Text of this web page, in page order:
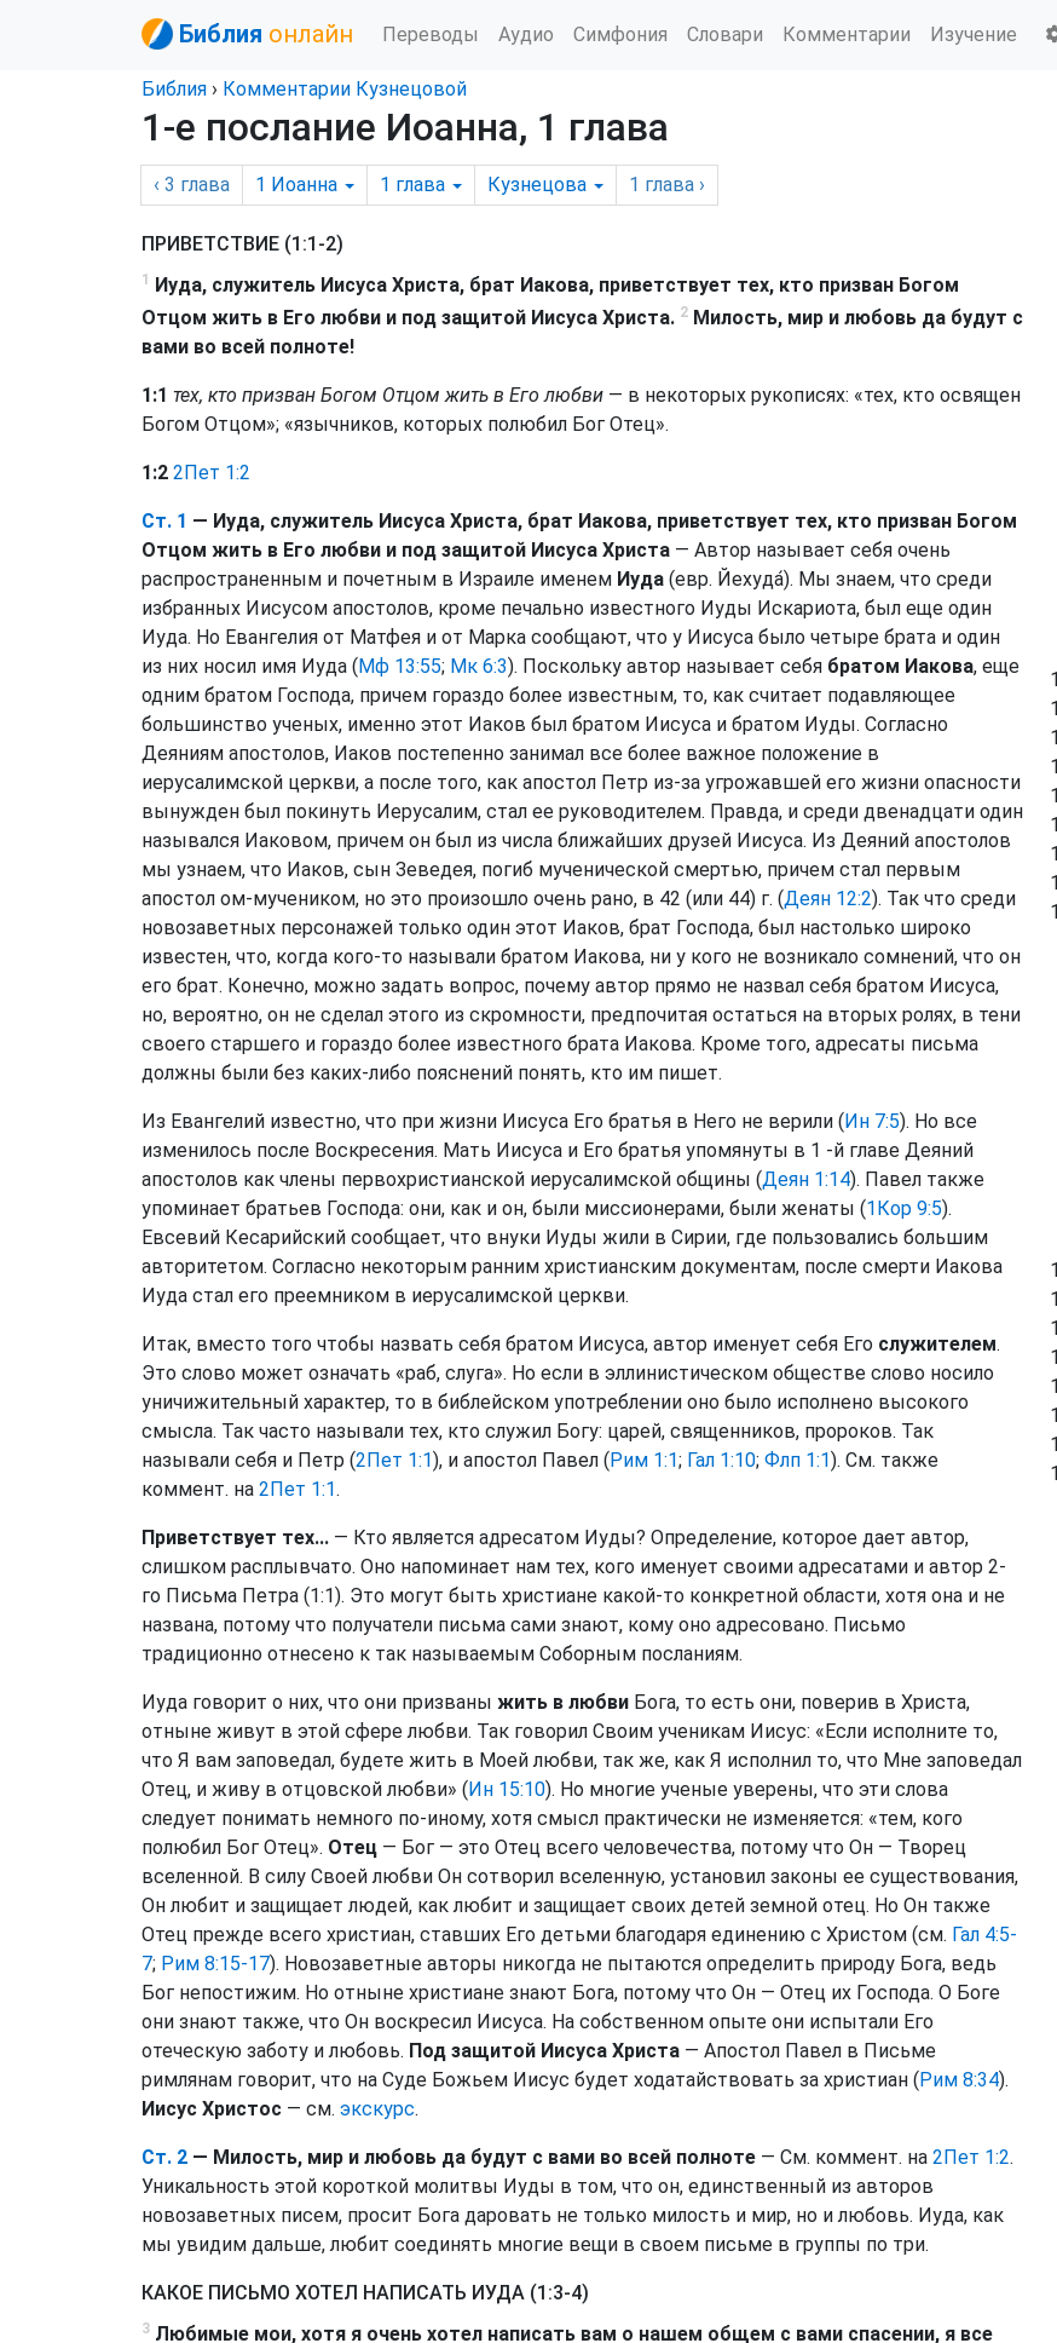
Библия онлайн Переводы Аудио Симфония Словари Комментарии Изучение
Библия › Комментарии Кузнецовой
1-е послание Иоанна, 1 глава
‹ 3 глава 1 Иоанна 1 глава Кузнецова 1 глава ›
ПРИВЕТСТВИЕ (1:1-2)
1
Иуда, служитель Иисуса Христа, брат Иакова, приветствует тех, кто призван Богом
Отцом жить в Его любви и под защитой Иисуса Христа. 2 Милость, мир и любовь да будут с
вами во всей полноте!
1:1 тех, кто призван Богом Отцом жить в Его любви — в некоторых рукописях: «тех, кто освящен
Богом Отцом»; «язычников, которых полюбил Бог Отец».
1:2 2Пет 1:2
Ст. 1 — Иуда, служитель Иисуса Христа, брат Иакова, приветствует тех, кто призван Богом
Отцом жить в Его любви и под защитой Иисуса Христа — Автор называет себя очень
распространенным и почетным в Израиле именем Иуда (евр. Йехуда́). Мы знаем, что среди
избранных Иисусом апостолов, кроме печально известного Иуды Искариота, был еще один
Иуда. Но Евангелия от Матфея и от Марка сообщают, что у Иисуса было четыре брата и один
из них носил имя Иуда (Мф 13:55; Мк 6:3). Поскольку автор называет себя братом Иакова, еще
одним братом Господа, причем гораздо более известным, то, как считает подавляющее
большинство ученых, именно этот Иаков был братом Иисуса и братом Иуды. Согласно
Деяниям апостолов, Иаков постепенно занимал все более важное положение в
иерусалимской церкви, а после того, как апостол Петр из-за угрожавшей его жизни опасности
вынужден был покинуть Иерусалим, стал ее руководителем. Правда, и среди двенадцати один
назывался Иаковом, причем он был из числа ближайших друзей Иисуса. Из Деяний апостолов
мы узнаем, что Иаков, сын Зеведея, погиб мученической смертью, причем стал первым
апостол ом-мучеником, но это произошло очень рано, в 42 (или 44) г. (Деян 12:2). Так что среди
новозаветных персонажей только один этот Иаков, брат Господа, был настолько широко
известен, что, когда кого-то называли братом Иакова, ни у кого не возникало сомнений, что он
его брат. Конечно, можно задать вопрос, почему автор прямо не назвал себя братом Иисуса,
но, вероятно, он не сделал этого из скромности, предпочитая остаться на вторых ролях, в тени
своего старшего и гораздо более известного брата Иакова. Кроме того, адресаты письма
должны были без каких-либо пояснений понять, кто им пишет.
Из Евангелий известно, что при жизни Иисуса Его братья в Него не верили (Ин 7:5). Но все
изменилось после Воскресения. Мать Иисуса и Его братья упомянуты в 1 -й главе Деяний
апостолов как члены первохристианской иерусалимской общины (Деян 1:14). Павел также
упоминает братьев Господа: они, как и он, были миссионерами, были женаты (1Кор 9:5).
Евсевий Кесарийский сообщает, что внуки Иуды жили в Сирии, где пользовались большим
авторитетом. Согласно некоторым ранним христианским документам, после смерти Иакова
Иуда стал его преемником в иерусалимской церкви.
Итак, вместо того чтобы назвать себя братом Иисуса, автор именует себя Его служителем.
Это слово может означать «раб, слуга». Но если в эллинистическом обществе слово носило
уничижительный характер, то в библейском употреблении оно было исполнено высокого
смысла. Так часто называли тех, кто служил Богу: царей, священников, пророков. Так
называли себя и Петр (2Пет 1:1), и апостол Павел (Рим 1:1; Гал 1:10; Флп 1:1). См. также
коммент. на 2Пет 1:1.
Приветствует тех... — Кто является адресатом Иуды? Определение, которое дает автор,
слишком расплывчато. Оно напоминает нам тех, кого именует своими адресатами и автор 2-
го Письма Петра (1:1). Это могут быть христиане какой-то конкретной области, хотя она и не
названа, потому что получатели письма сами знают, кому оно адресовано. Письмо
традиционно отнесено к так называемым Соборным посланиям.
Иуда говорит о них, что они призваны жить в любви Бога, то есть они, поверив в Христа,
отныне живут в этой сфере любви. Так говорил Своим ученикам Иисус: «Если исполните то,
что Я вам заповедал, будете жить в Моей любви, так же, как Я исполнил то, что Мне заповедал
Отец, и живу в отцовской любви» (Ин 15:10). Но многие ученые уверены, что эти слова
следует понимать немного по-иному, хотя смысл практически не изменяется: «тем, кого
полюбил Бог Отец». Отец — Бог — это Отец всего человечества, потому что Он — Творец
вселенной. В силу Своей любви Он сотворил вселенную, установил законы ее существования,
Он любит и защищает людей, как любит и защищает своих детей земной отец. Но Он также
Отец прежде всего христиан, ставших Его детьми благодаря единению с Христом (см. Гал 4:5-
7; Рим 8:15-17). Новозаветные авторы никогда не пытаются определить природу Бога, ведь
Бог непостижим. Но отныне христиане знают Бога, потому что Он — Отец их Господа. О Боге
они знают также, что Он воскресил Иисуса. На собственном опыте они испытали Его
отеческую заботу и любовь. Под защитой Иисуса Христа — Апостол Павел в Письме
римлянам говорит, что на Суде Божьем Иисус будет ходатайствовать за христиан (Рим 8:34).
Иисус Христос — см. экскурс.
Ст. 2 — Милость, мир и любовь да будут с вами во всей полноте — См. коммент. на 2Пет 1:2.
Уникальность этой короткой молитвы Иуды в том, что он, единственный из авторов
новозаветных писем, просит Бога даровать не только милость и мир, но и любовь. Иуда, как
мы увидим дальше, любит соединять многие вещи в своем письме в группы по три.
КАКОЕ ПИСЬМО ХОТЕЛ НАПИСАТЬ ИУДА (1:3-4)
3 Любимые мои, хотя я очень хотел написать вам о нашем общем с вами спасении, я все